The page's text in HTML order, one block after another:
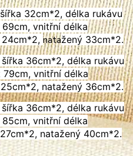
32cm*2, délka rukávu
vnitřní délka
24cm*2,natažený 33cm*2.
36cm*2, délka rukávu
vnitřní délka
natažený 36cm*2.
36cm*2, délka rukávu
vnitřní délka
natažený 40cm*2.